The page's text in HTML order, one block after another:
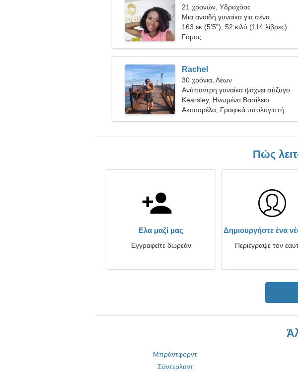
21 χρονών, Υδροχόος
Μια αναιδή γυναίκα για σένα
163 εκ (5'5"), 52 κιλό (114 λίβρες)
Γάμος
Rachel
30 χρόνια, Λέων
Ανύπαντρη γυναίκα ψάχνει σύζυγο
Kearsley, Ηνωμένο Βασίλειο
Ακουαρέλα, Γραφικά υπολογιστή
Πώς
Ελα μαζί μας
Εγγραφείτε δωρεάν
Δημιουργήστε ένα
Περιέγραψε τον
Μπράντφορντ
Σάντερλαντ